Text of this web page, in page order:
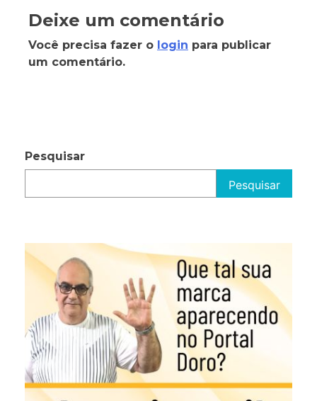
Deixe um comentário
Você precisa fazer o login para publicar
um comentário.
Pesquisar
Pesquisar